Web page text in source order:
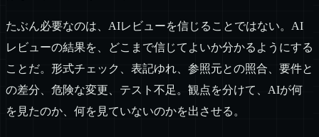
たぶん必要なのは、AIレビューを信じることではない。AI
レビューの結果を、どこまで信じてよいか分かるようにする
ことだ。形式チェック、表記ゆれ、参照元との照合、要件と
の差分、危険な変更、テスト不足。観点を分けて、AIが何
を見たのか、何を見ていないのかを出させる。